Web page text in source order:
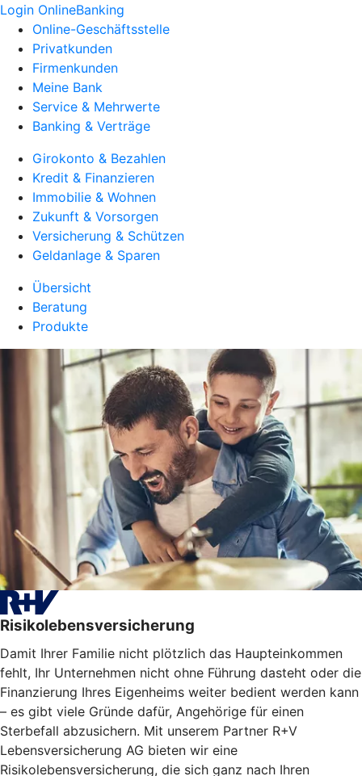
Login OnlineBanking
Online-Geschäftsstelle
Privatkunden
Firmenkunden
Meine Bank
Service & Mehrwerte
Banking & Verträge
Girokonto & Bezahlen
Kredit & Finanzieren
Immobilie & Wohnen
Zukunft & Vorsorgen
Versicherung & Schützen
Geldanlage & Sparen
Übersicht
Beratung
Produkte
Risikolebensversicherung
Damit Ihrer Familie nicht plötzlich das Haupteinkommen
fehlt, Ihr Unternehmen nicht ohne Führung dasteht oder die
Finanzierung Ihres Eigenheims weiter bedient werden kann
– es gibt viele Gründe dafür, Angehörige für einen
Sterbefall abzusichern. Mit unserem Partner R+V
Lebensversicherung AG bieten wir eine
Risikolebensversicherung, die sich ganz nach Ihren